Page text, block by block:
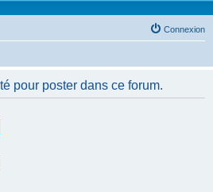
Connexion
pour poster dans ce forum.